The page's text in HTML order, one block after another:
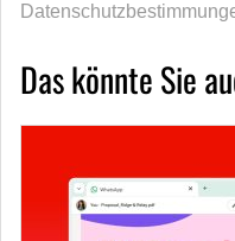
Das könnte Sie